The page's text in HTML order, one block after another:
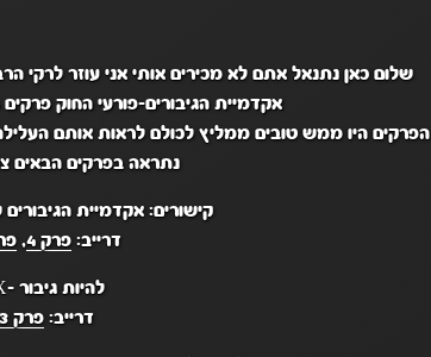
שלום כאן נתנאל אתם לא מכירים אותי אני עוזר
אקדמיית הגיבורים-פורעי החוק פרקים 4-5 ולהיות גיבור X פרק 3
הפרקים היו ממש טובים ממליץ לכולם לראות אותם
נתראה בפרקים הבאים
קישורים: אקדמיית
דרייב:פרק 4 ,
להיות גיבור -X:
דרייב:פרק 3